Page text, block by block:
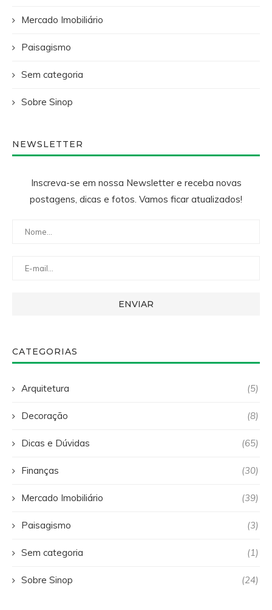
Mercado Imobiliário
Paisagismo
Sem categoria
Sobre Sinop
NEWSLETTER
Inscreva-se em nossa Newsletter e receba novas
postagens, dicas e fotos. Vamos ficar atualizados!
CATEGORIAS
Arquitetura (5)
Decoração (8)
Dicas e Dúvidas (65)
Finanças (30)
Mercado Imobiliário (39)
Paisagismo (3)
Sem categoria (1)
Sobre Sinop (24)